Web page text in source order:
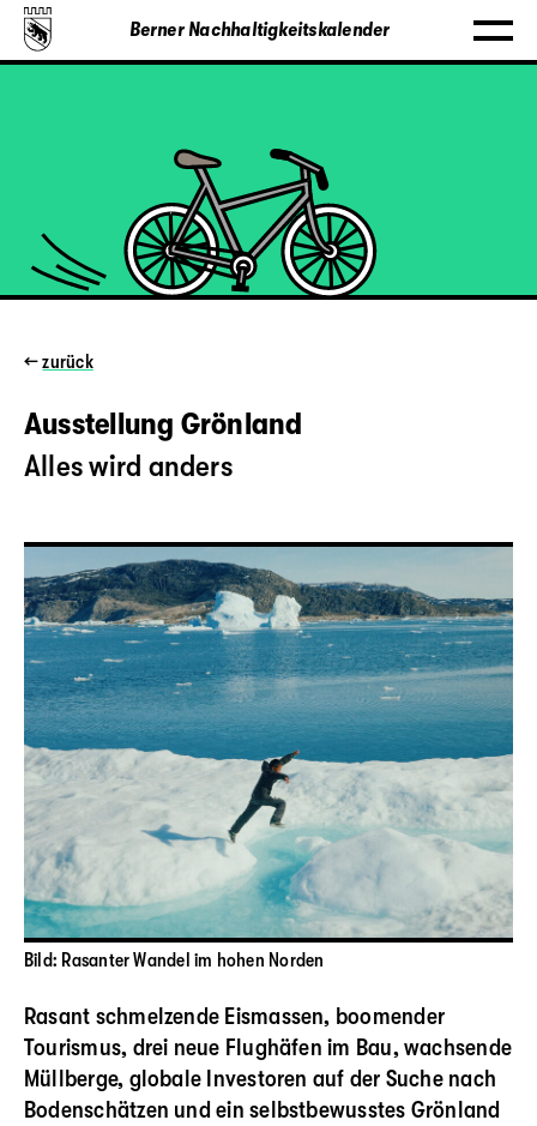
Berner Nachhaltigkeitskalender
←zurück
Ausstellung Grönland
Alles wird anders
Bild: Rasanter Wandel im hohen Norden
Rasant schmelzende Eismassen, boomender
Tourismus, drei neue Flughäfen im Bau, wachsende
Müllberge, globale Investoren auf der Suche nach
Bodenschätzen und ein selbstbewusstes Grönland